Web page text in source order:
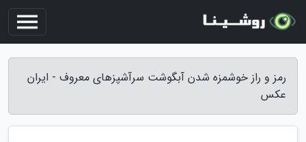
رمز و راز خوشمزه شدن آبگوشت سرآشپزهای معروف - ایران
عکس